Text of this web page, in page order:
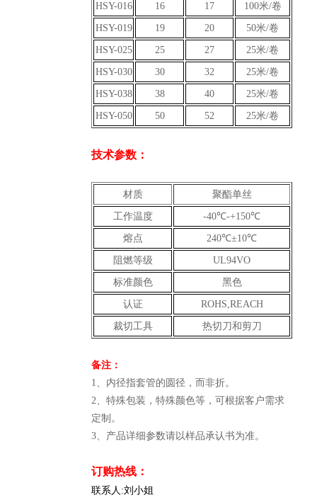
HSY-016 16 17 100米/卷
HSY-019 19 20 50米/卷
HSY-025 25 27 25米/卷
HSY-030 30 32 25米/卷
HSY-038 38 40 25米/卷
HSY-050 50 52 25米/卷
技术参数：
材质 聚酯单丝
工作温度 -40℃-+150℃
熔点 240℃±10℃
阻燃等级 UL94VO
标准颜色 黑色
认证 ROHS,REACH
裁切工具 热切刀和剪刀
备注：
1、内径指套管的圆径，而非折。
2、特殊包装，特殊颜色等，可根据客户需求
定制。
3、产品详细参数请以样品承认书为准。
订购热线：
联系人:刘小姐